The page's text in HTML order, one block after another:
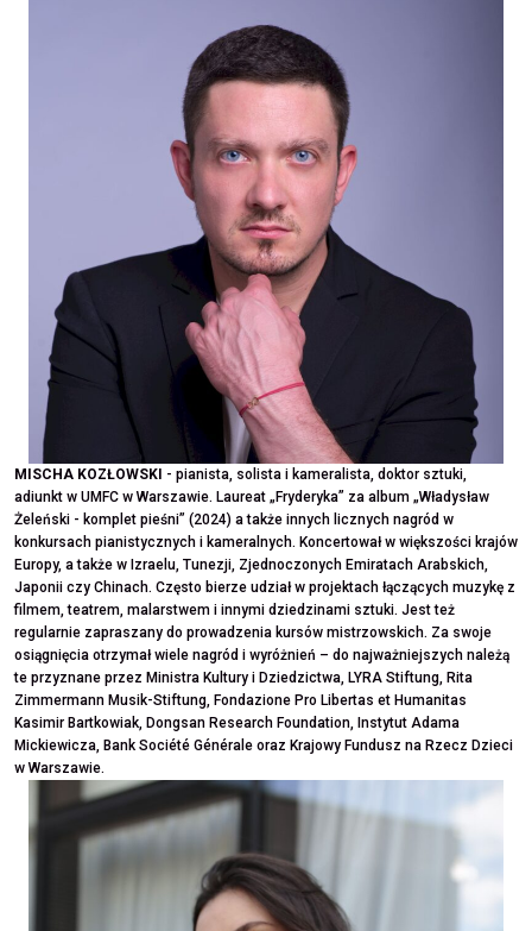
MISCHA KOZŁOWSKI - pianista, solista i kameralista, doktor sztuki,
adiunkt w UMFC w Warszawie. Laureat „Fryderyka” za album „Władysław
Żeleński - komplet pieśni” (2024) a także innych licznych nagród w
konkursach pianistycznych i kameralnych. Koncertował w większości krajów
Europy, a także w Izraelu, Tunezji, Zjednoczonych Emiratach Arabskich,
Japonii czy Chinach. Często bierze udział w projektach łączących muzykę z
filmem, teatrem, malarstwem i innymi dziedzinami sztuki. Jest też
regularnie zapraszany do prowadzenia kursów mistrzowskich. Za swoje
osiągnięcia otrzymał wiele nagród i wyróżnień – do najważniejszych należą
te przyznane przez Ministra Kultury i Dziedzictwa, LYRA Stiftung, Rita
Zimmermann Musik-Stiftung, Fondazione Pro Libertas et Humanitas
Kasimir Bartkowiak, Dongsan Research Foundation, Instytut Adama
Mickiewicza, Bank Société Générale oraz Krajowy Fundusz na Rzecz Dzieci
w Warszawie.